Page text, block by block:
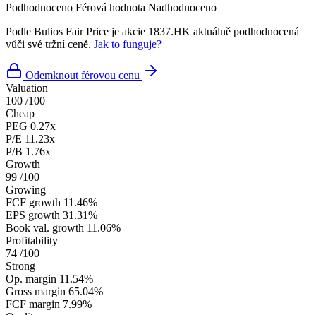
Podhodnoceno Férová hodnota Nadhodnoceno
Podle Bulios Fair Price je akcie 1837.HK aktuálně podhodnocená
vůči své tržní ceně. Jak to funguje?
Odemknout férovou cenu
Valuation
100 /100
Cheap
PEG 0.27x
P/E 11.23x
P/B 1.76x
Growth
99 /100
Growing
FCF growth 11.46%
EPS growth 31.31%
Book val. growth 11.06%
Profitability
74 /100
Strong
Op. margin 11.54%
Gross margin 65.04%
FCF margin 7.99%